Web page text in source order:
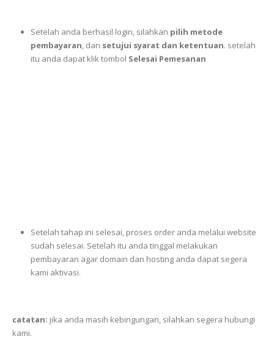
Setelah anda berhasil login, silahkan pilih metode
pembayaran, dan setujui syarat dan ketentuan. setelah
itu anda dapat klik tombol Selesai Pemesanan
Setelah tahap ini selesai, proses order anda melalui website
sudah selesai. Setelah itu anda tinggal melakukan
pembayaran agar domain dan hosting anda dapat segera
kami aktivasi.
catatan: jika anda masih kebingungan, silahkan segera hubungi
kami.